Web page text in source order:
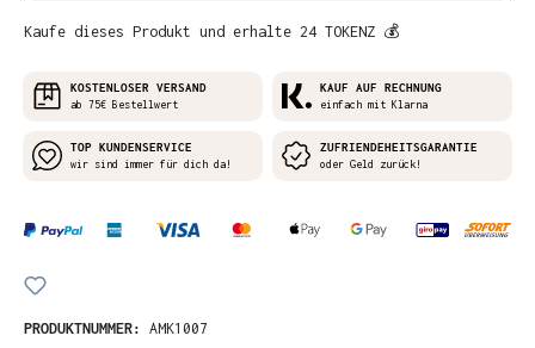
Kaufe dieses Produkt und erhalte 24 TOKENZ 💰
KOSTENLOSER VERSAND
ab 75€ Bestellwert
KAUF AUF RECHNUNG
einfach mit Klarna
TOP KUNDENSERVICE
wir sind immer für dich da!
ZUFRIENDEHEITSGARANTIE
oder Geld zurück!
PRODUKTNUMMER: AMK1007